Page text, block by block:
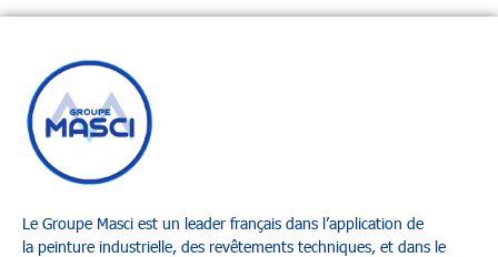
Le Groupe Masci est un leader français dans l’application de
la peinture industrielle, des revêtements techniques, et dans le